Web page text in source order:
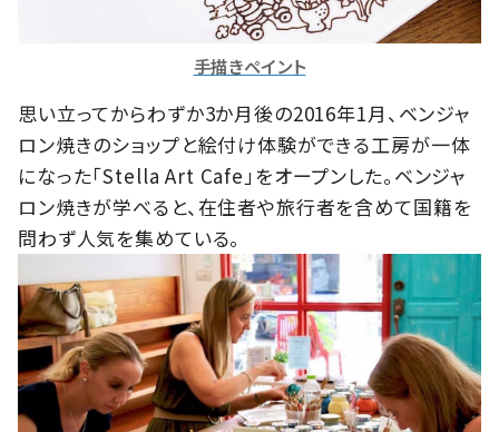
手描きペイント
思い立ってからわずか3か月後の2016年1月、ベンジャ
ロン焼きのショップと絵付け体験ができる工房が一体
になった「Stella Art Cafe」をオープンした。ベンジャ
ロン焼きが学べると、在住者や旅行者を含めて国籍を
問わず人気を集めている。